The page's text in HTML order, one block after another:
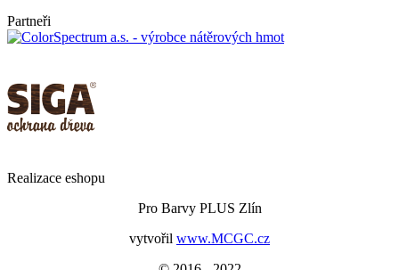
Partneři
Realizace eshopu
Pro Barvy PLUS Zlín
vytvořil www.MCGC.cz